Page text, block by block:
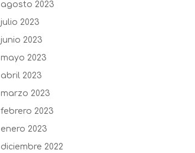
agosto 2023
julio 2023
junio 2023
mayo 2023
abril 2023
marzo 2023
febrero 2023
enero 2023
diciembre 2022